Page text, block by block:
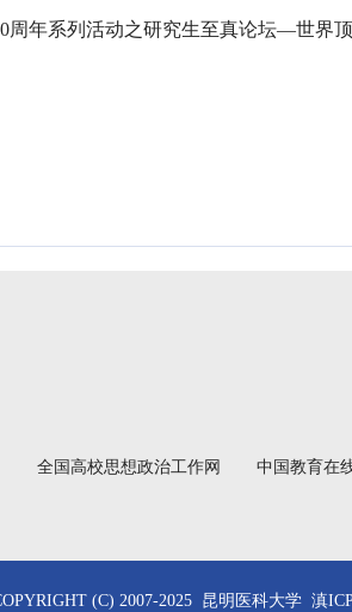
周年系列活动之研究生至真论坛—世界
全国高校思想政治工作网
中国教育在
(C) 2007-2025 昆明医科大学 滇